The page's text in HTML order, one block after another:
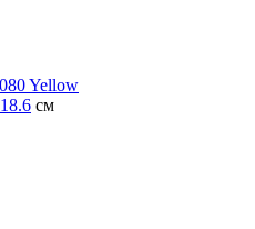
Yellow
18.6 см